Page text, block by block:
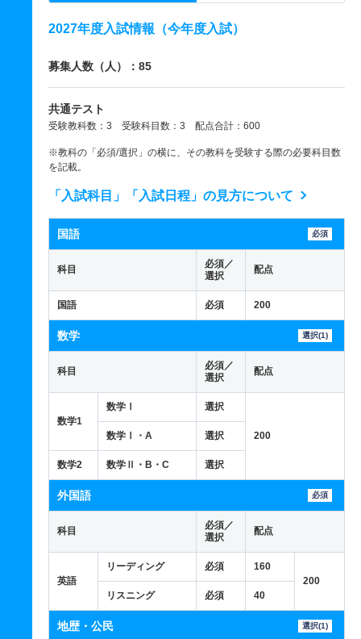
2027年度入試情報（今年度入試）
募集人数（人）：85
共通テスト
受験教科数：3 受験科目数：3 配点合計：600
※教科の「必須/選択」の横に、その教科を受験する際の必要科目数
を記載。
「入試科目」「入試日程」の見方について
国語 必須
科目
必須／
選択
配点
国語 必須 200
数学 選択(1)
科目
必須／
選択
配点
数学1
数学Ⅰ 選択
200
数学Ⅰ・A 選択
数学2 数学Ⅱ・B・C 選択
外国語 必須
科目
必須／
選択
配点
英語
リーディング 必須
160
200
リスニング
必須 40
地歴・公民 選択(1)